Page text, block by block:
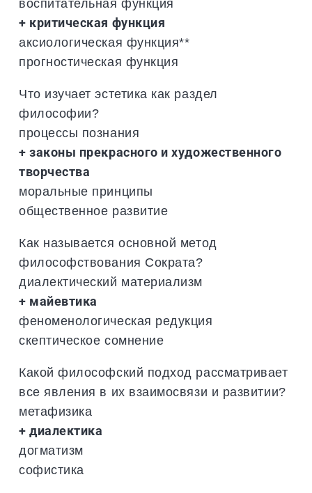
+ критическая функция
аксиологическая функция**
прогностическая функция
Что изучает эстетика как раздел
философии?
процессы познания
+ законы прекрасного и художественного
творчества
моральные принципы
общественное развитие
Как называется основной метод
философствования Сократа?
диалектический материализм
+ майевтика
феноменологическая редукция
скептическое сомнение
Какой философский подход рассматривает
все явления в их взаимосвязи и развитии?
метафизика
+ диалектика
догматизм
софистика